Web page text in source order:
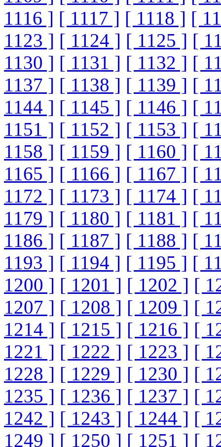
1116 ] [ 1117 ] [ 1118 ] [
1123 ] [ 1124 ] [ 1125 ] [
1130 ] [ 1131 ] [ 1132 ] [
1137 ] [ 1138 ] [ 1139 ] [
1144 ] [ 1145 ] [ 1146 ] [
1151 ] [ 1152 ] [ 1153 ] [
1158 ] [ 1159 ] [ 1160 ] [
1165 ] [ 1166 ] [ 1167 ] [
1172 ] [ 1173 ] [ 1174 ] [
1179 ] [ 1180 ] [ 1181 ] [
1186 ] [ 1187 ] [ 1188 ] [
1193 ] [ 1194 ] [ 1195 ] [
1200 ] [ 1201 ] [ 1202 ] [
1207 ] [ 1208 ] [ 1209 ] [
1214 ] [ 1215 ] [ 1216 ] [
1221 ] [ 1222 ] [ 1223 ] [
1228 ] [ 1229 ] [ 1230 ] [
1235 ] [ 1236 ] [ 1237 ] [
1242 ] [ 1243 ] [ 1244 ] [
1249 ] [ 1250 ] [ 1251 ] [